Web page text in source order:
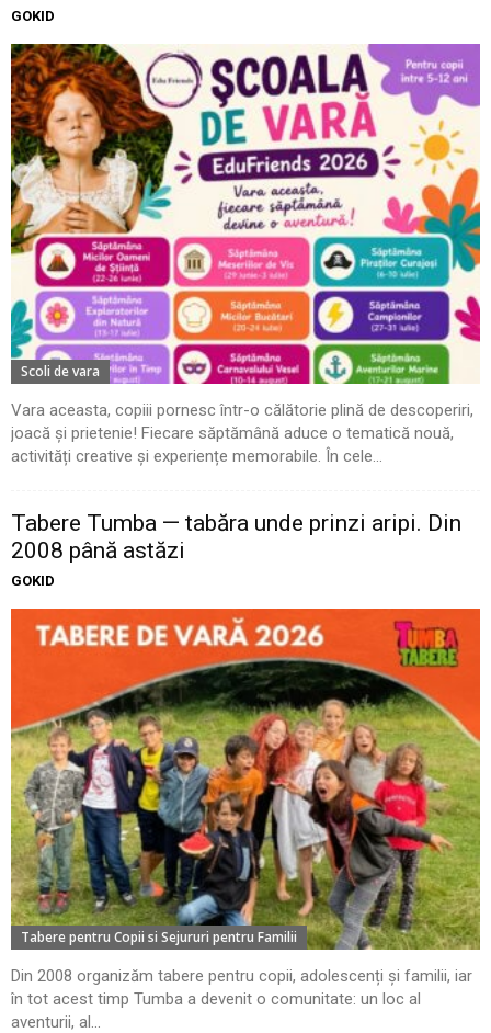
GOKID
Scoli de vara
Vara aceasta, copiii pornesc într-o călătorie plină de descoperiri,
joacă și prietenie! Fiecare săptămână aduce o tematică nouă,
activități creative și experiențe memorabile. În cele...
Tabere Tumba — tabăra unde prinzi aripi. Din
2008 până astăzi
GOKID
Tabere pentru Copii si Sejururi pentru Familii
Din 2008 organizăm tabere pentru copii, adolescenți și familii, iar
în tot acest timp Tumba a devenit o comunitate: un loc al
aventurii, al...